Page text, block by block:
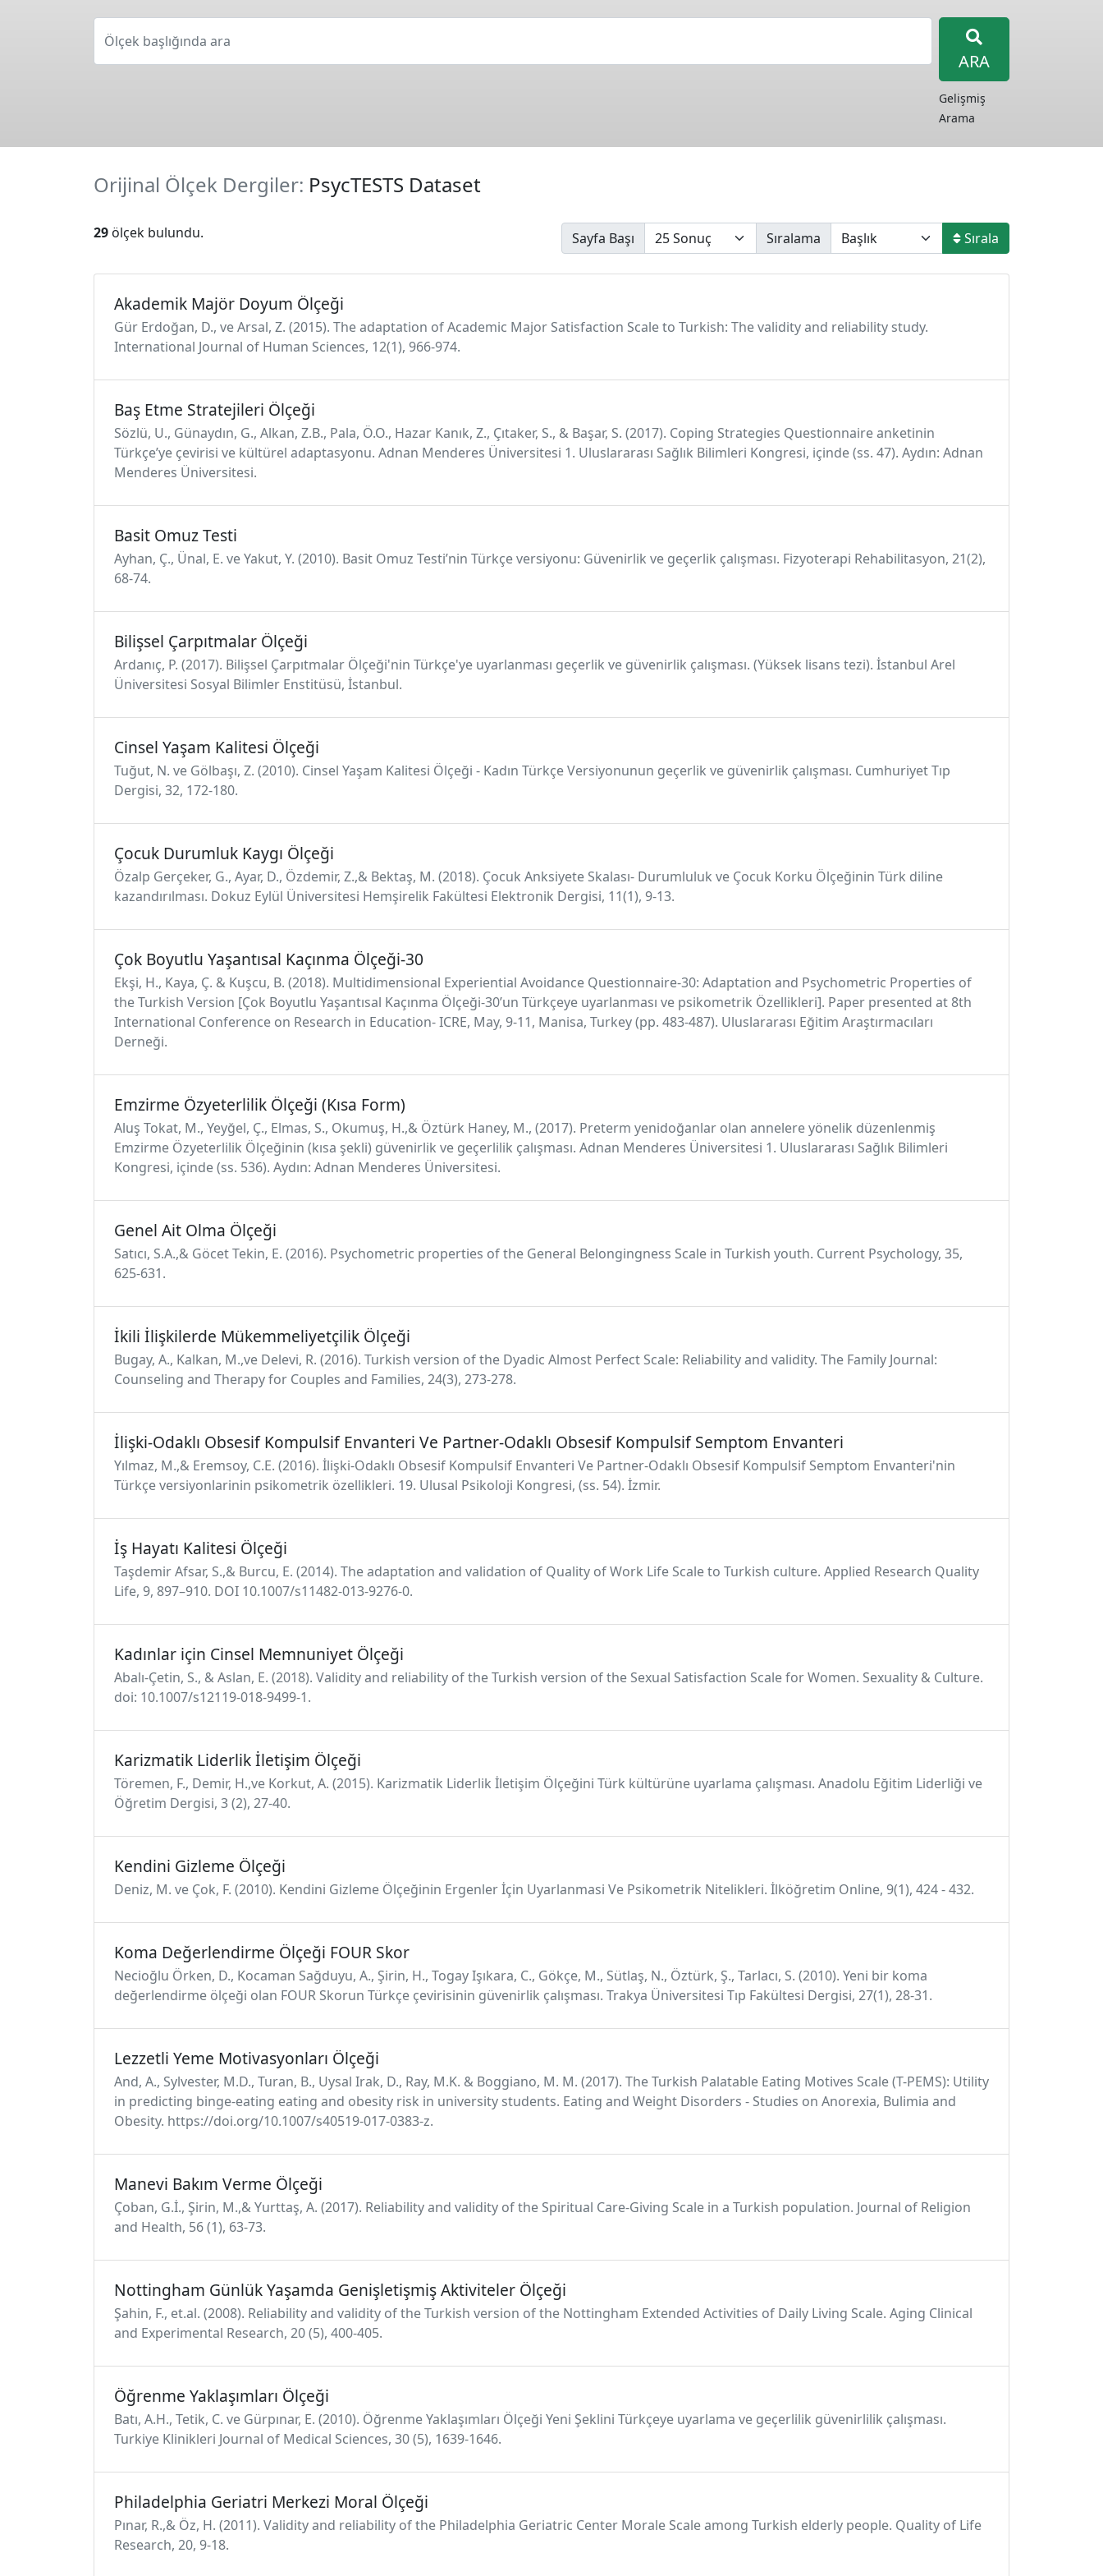
Ölçek başlığında ara
ARA
Gelişmiş
Arama
Orijinal Ölçek Dergiler: PsycTESTS Dataset
29 ölçek bulundu. Sayfa Başı Sıralama Sırala
Akademik Majör Doyum Ölçeği
Gür Erdoğan, D., ve Arsal, Z. (2015). The adaptation of Academic Major Satisfaction Scale to Turkish: The validity and reliability study.
International Journal of Human Sciences, 12(1), 966-974.
Baş Etme Stratejileri Ölçeği
Sözlü, U., Günaydın, G., Alkan, Z.B., Pala, Ö.O., Hazar Kanık, Z., Çıtaker, S., & Başar, S. (2017). Coping Strategies Questionnaire anketinin
Türkçe’ye çevirisi ve kültürel adaptasyonu. Adnan Menderes Üniversitesi 1. Uluslararası Sağlık Bilimleri Kongresi, içinde (ss. 47). Aydın: Adnan
Menderes Üniversitesi.
Basit Omuz Testi
Ayhan, Ç., Ünal, E. ve Yakut, Y. (2010). Basit Omuz Testi’nin Türkçe versiyonu: Güvenirlik ve geçerlik çalışması. Fizyoterapi Rehabilitasyon, 21(2),
68-74.
Bilişsel Çarpıtmalar Ölçeği
Ardanıç, P. (2017). Bilişsel Çarpıtmalar Ölçeği'nin Türkçe'ye uyarlanması geçerlik ve güvenirlik çalışması. (Yüksek lisans tezi). İstanbul Arel
Üniversitesi Sosyal Bilimler Enstitüsü, İstanbul.
Cinsel Yaşam Kalitesi Ölçeği
Tuğut, N. ve Gölbaşı, Z. (2010). Cinsel Yaşam Kalitesi Ölçeği - Kadın Türkçe Versiyonunun geçerlik ve güvenirlik çalışması. Cumhuriyet Tıp
Dergisi, 32, 172-180.
Çocuk Durumluk Kaygı Ölçeği
Özalp Gerçeker, G., Ayar, D., Özdemir, Z.,& Bektaş, M. (2018). Çocuk Anksiyete Skalası- Durumluluk ve Çocuk Korku Ölçeğinin Türk diline
kazandırılması. Dokuz Eylül Üniversitesi Hemşirelik Fakültesi Elektronik Dergisi, 11(1), 9-13.
Çok Boyutlu Yaşantısal Kaçınma Ölçeği-30
Ekşi, H., Kaya, Ç. & Kuşcu, B. (2018). Multidimensional Experiential Avoidance Questionnaire-30: Adaptation and Psychometric Properties of
the Turkish Version [Çok Boyutlu Yaşantısal Kaçınma Ölçeği-30’un Türkçeye uyarlanması ve psikometrik Özellikleri]. Paper presented at 8th
International Conference on Research in Education- ICRE, May, 9-11, Manisa, Turkey (pp. 483-487). Uluslararası Eğitim Araştırmacıları
Derneği.
Emzirme Özyeterlilik Ölçeği (Kısa Form)
Aluş Tokat, M., Yeyğel, Ç., Elmas, S., Okumuş, H.,& Öztürk Haney, M., (2017). Preterm yenidoğanlar olan annelere yönelik düzenlenmiş
Emzirme Özyeterlilik Ölçeğinin (kısa şekli) güvenirlik ve geçerlilik çalışması. Adnan Menderes Üniversitesi 1. Uluslararası Sağlık Bilimleri
Kongresi, içinde (ss. 536). Aydın: Adnan Menderes Üniversitesi.
Genel Ait Olma Ölçeği
Satıcı, S.A.,& Göcet Tekin, E. (2016). Psychometric properties of the General Belongingness Scale in Turkish youth. Current Psychology, 35,
625-631.
İkili İlişkilerde Mükemmeliyetçilik Ölçeği
Bugay, A., Kalkan, M.,ve Delevi, R. (2016). Turkish version of the Dyadic Almost Perfect Scale: Reliability and validity. The Family Journal:
Counseling and Therapy for Couples and Families, 24(3), 273-278.
İlişki-Odaklı Obsesif Kompulsif Envanteri Ve Partner-Odaklı Obsesif Kompulsif Semptom Envanteri
Yılmaz, M.,& Eremsoy, C.E. (2016). İlişki-Odaklı Obsesif Kompulsif Envanteri Ve Partner-Odaklı Obsesif Kompulsif Semptom Envanteri'nin
Türkçe versiyonlarinin psikometrik özellikleri. 19. Ulusal Psikoloji Kongresi, (ss. 54). İzmir.
İş Hayatı Kalitesi Ölçeği
Taşdemir Afsar, S.,& Burcu, E. (2014). The adaptation and validation of Quality of Work Life Scale to Turkish culture. Applied Research Quality
Life, 9, 897–910. DOI 10.1007/s11482-013-9276-0.
Kadınlar için Cinsel Memnuniyet Ölçeği
Abalı-Çetin, S., & Aslan, E. (2018). Validity and reliability of the Turkish version of the Sexual Satisfaction Scale for Women. Sexuality & Culture.
doi: 10.1007/s12119-018-9499-1.
Karizmatik Liderlik İletişim Ölçeği
Töremen, F., Demir, H.,ve Korkut, A. (2015). Karizmatik Liderlik İletişim Ölçeğini Türk kültürüne uyarlama çalışması. Anadolu Eğitim Liderliği ve
Öğretim Dergisi, 3 (2), 27-40.
Kendini Gizleme Ölçeği
Deniz, M. ve Çok, F. (2010). Kendini Gizleme Ölçeğinin Ergenler İçin Uyarlanmasi Ve Psikometrik Nitelikleri. İlköğretim Online, 9(1), 424 - 432.
Koma Değerlendirme Ölçeği FOUR Skor
Necioğlu Örken, D., Kocaman Sağduyu, A., Şirin, H., Togay Işıkara, C., Gökçe, M., Sütlaş, N., Öztürk, Ş., Tarlacı, S. (2010). Yeni bir koma
değerlendirme ölçeği olan FOUR Skorun Türkçe çevirisinin güvenirlik çalışması. Trakya Üniversitesi Tıp Fakültesi Dergisi, 27(1), 28-31.
Lezzetli Yeme Motivasyonları Ölçeği
And, A., Sylvester, M.D., Turan, B., Uysal Irak, D., Ray, M.K. & Boggiano, M. M. (2017). The Turkish Palatable Eating Motives Scale (T-PEMS): Utility
in predicting binge-eating eating and obesity risk in university students. Eating and Weight Disorders - Studies on Anorexia, Bulimia and
Obesity. https://doi.org/10.1007/s40519-017-0383-z.
Manevi Bakım Verme Ölçeği
Çoban, G.İ., Şirin, M.,& Yurttaş, A. (2017). Reliability and validity of the Spiritual Care-Giving Scale in a Turkish population. Journal of Religion
and Health, 56 (1), 63-73.
Nottingham Günlük Yaşamda Genişletişmiş Aktiviteler Ölçeği
Şahin, F., et.al. (2008). Reliability and validity of the Turkish version of the Nottingham Extended Activities of Daily Living Scale. Aging Clinical
and Experimental Research, 20 (5), 400-405.
Öğrenme Yaklaşımları Ölçeği
Batı, A.H., Tetik, C. ve Gürpınar, E. (2010). Öğrenme Yaklaşımları Ölçeği Yeni Şeklini Türkçeye uyarlama ve geçerlilik güvenirlilik çalışması.
Turkiye Klinikleri Journal of Medical Sciences, 30 (5), 1639-1646.
Philadelphia Geriatri Merkezi Moral Ölçeği
Pınar, R.,& Öz, H. (2011). Validity and reliability of the Philadelphia Geriatric Center Morale Scale among Turkish elderly people. Quality of Life
Research, 20, 9-18.